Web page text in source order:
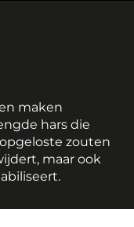
maken
hars die
zouten
maar ook